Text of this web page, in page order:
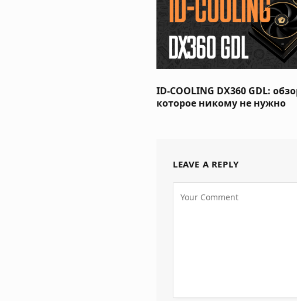
ID-COOLING DX360 GDL:
которое никому не нужно
LEAVE A REPLY